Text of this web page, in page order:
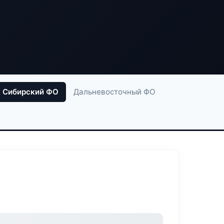
Сибирский ФО Дальневосточный ФО